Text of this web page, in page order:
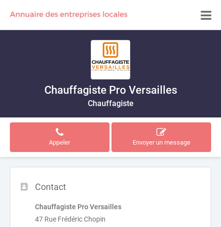
Chauffagiste Pro Versailles
Chauffagiste
Appeler Envoyer un message
Contact
Chauffagiste Pro Versailles
47 Rue Frédéric Chopin